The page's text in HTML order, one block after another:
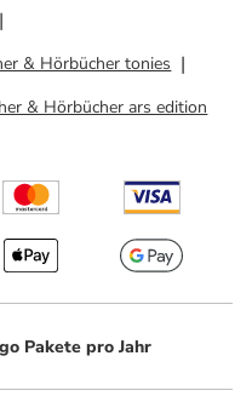
& Hörbücher tonies
& Hörbücher ars edition
Pakete pro Jahr